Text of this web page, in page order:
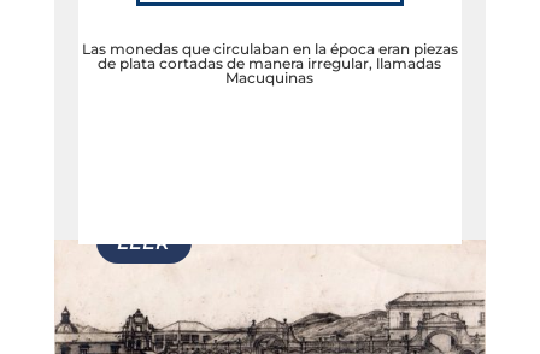
Las monedas que circulaban en la época eran piezas
de plata cortadas de manera irregular, llamadas
Macuquinas